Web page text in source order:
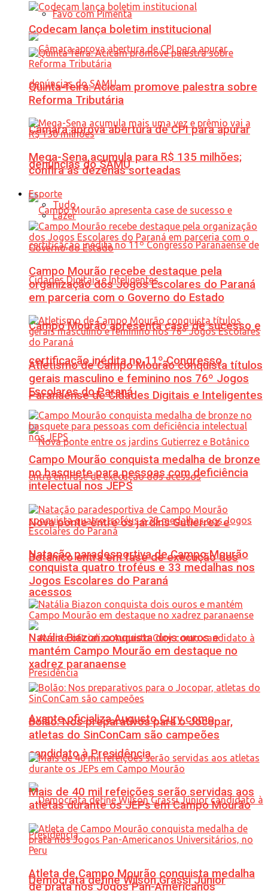
Favo com Pimenta
Câmara aprova abertura de CPI para apurar
denúncias do SAMU
Campo Mourão apresenta case de sucesso e
certificação inédita no 11º Congresso
Paranaense de Cidades Digitais e Inteligentes
Nova ponte entre os jardins Gutierrez e
Botânico entra em fase de execução dos
acessos
Avante oficializa Augusto Cury como
candidato à Presidência
Democrata define Wilson Grassi Júnior
Codecam lança boletim institucional
Quinta-feira: Acicam promove palestra sobre
Reforma Tributária
Mega-Sena acumula para R$ 135 milhões;
confira as dezenas sorteadas
Esporte
Tudo
Lazer
Campo Mourão recebe destaque pela
organização dos Jogos Escolares do Paraná
em parceria com o Governo do Estado
Atletismo de Campo Mourão conquista títulos
gerais masculino e feminino nos 76º Jogos
Escolares do Paraná
Campo Mourão conquista medalha de bronze
no basquete para pessoas com deficiência
intelectual nos JEPS
Natação paradesportiva de Campo Mourão
conquista quatro troféus e 33 medalhas nos
Jogos Escolares do Paraná
Natália Biazon conquista dois ouros e
mantém Campo Mourão em destaque no
xadrez paranaense
Bolão: Nos preparativos para o Jocopar,
atletas do SinConCam são campeões
Mais de 40 mil refeições serão servidas aos
atletas durante os JEPs em Campo Mourão
Atleta de Campo Mourão conquista medalha
de prata nos Jogos Pan-Americanos